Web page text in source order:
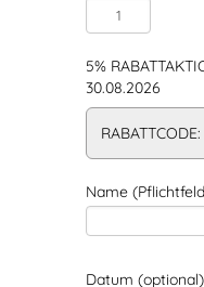
5%
30.08.2026
Name
Datum (optional)